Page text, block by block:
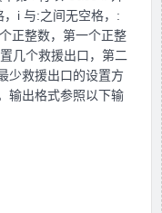
i 与:之间无空格，:
正整数，第一个正整
几个救援出口，第二
少救援出口的设置方
输出格式参照以下输